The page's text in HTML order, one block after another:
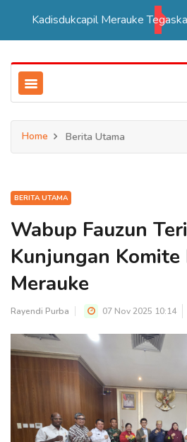
Home Berita Utama
BERITA UTAMA
Wabup Fauzun
Kunjungan Komite
Merauke
Rayendi Purba 07 Nov 2025 10:14